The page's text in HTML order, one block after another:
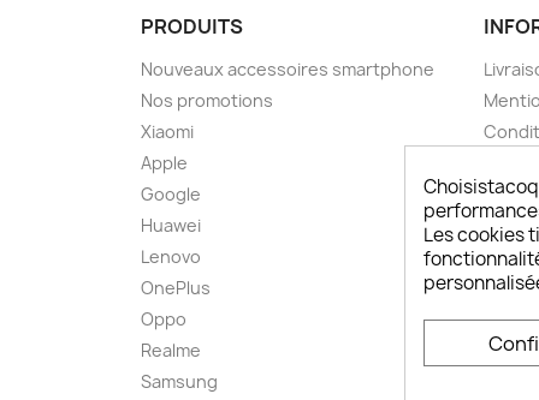
PRODUITS
Nouveaux accessoires smartphone
Nos promotions
Xiaomi
Apple
Google
Huawei
Lenovo
OnePlus
Oppo
Realme
Samsung
FAQ
Les cookies